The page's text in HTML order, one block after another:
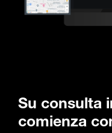
Su consulta
comienza